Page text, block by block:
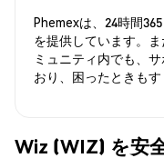
Phemexは、24時間
を提供しています。
ミュニティ内でも、
おり、困ったときもす
Wiz (WIZ) を安